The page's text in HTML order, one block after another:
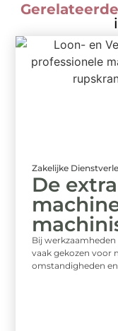
Zakelijke
De
Bij
vaak gekozen voor
omstandigheden en